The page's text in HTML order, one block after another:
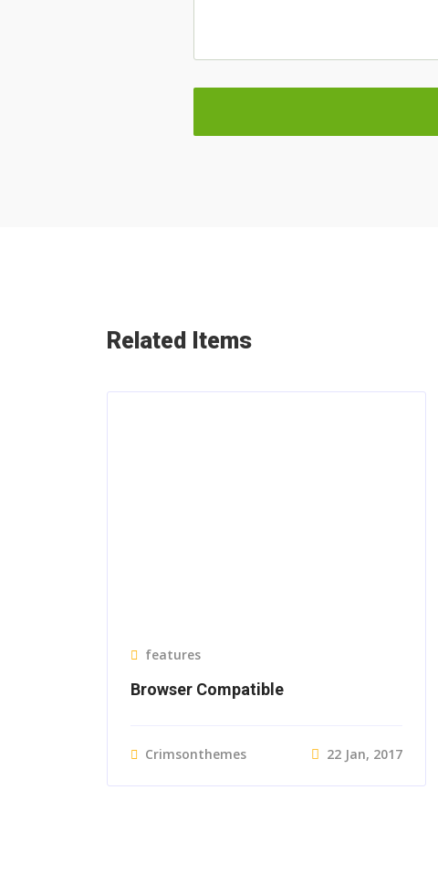
Related Items
features
Browser Compatible
Crimsonthemes 22 Jan, 2017